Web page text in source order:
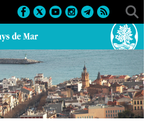
> Cultura > Agenda > 16-11-2004